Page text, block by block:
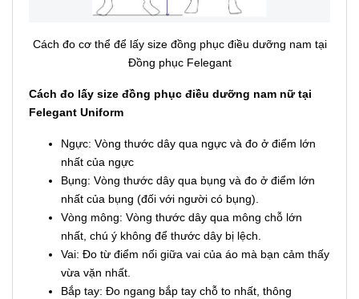
Cách đo cơ thể để lấy size đồng phục điều dưỡng nam tại
Đồng phục Felegant
Cách đo lấy size đồng phục điều dưỡng nam nữ tại
Felegant Uniform
Ngực: Vòng thước dây qua ngực và đo ở điểm lớn
nhất của ngực
Bụng: Vòng thước dây qua bụng và đo ở điểm lớn
nhất của bụng (đối với người có bụng).
Vòng mông: Vòng thước dây qua mông chỗ lớn
nhất, chú ý không để thước dây bị lệch.
Vai: Đo từ điểm nối giữa vai của áo mà bạn cảm thấy
vừa vặn nhất.
Bắp tay: Đo ngang bắp tay chỗ to nhất, thông